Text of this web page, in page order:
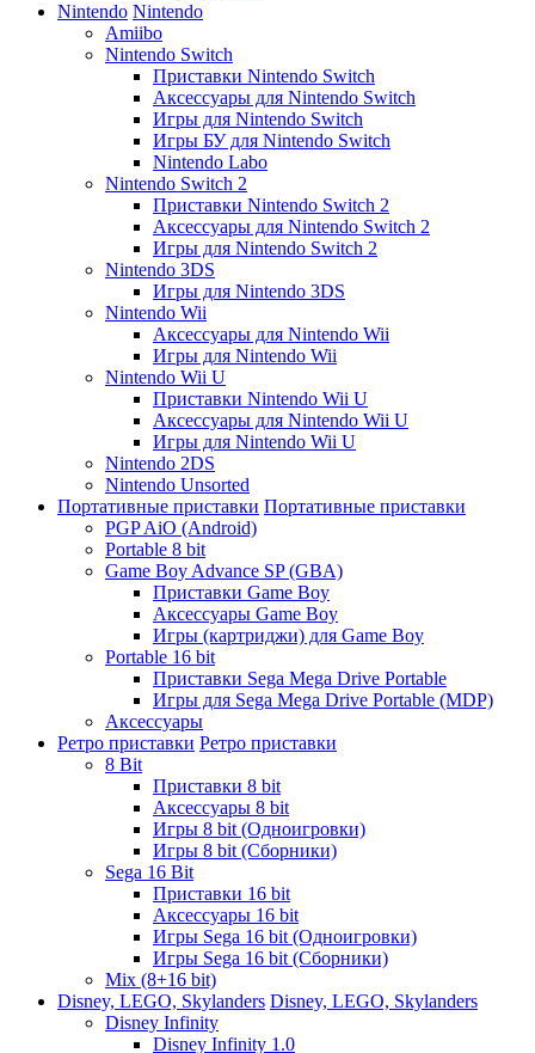
Nintendo Nintendo
Amiibo
Nintendo Switch
Приставки Nintendo Switch
Аксессуары для Nintendo Switch
Игры для Nintendo Switch
Игры БУ для Nintendo Switch
Nintendo Labo
Nintendo Switch 2
Приставки Nintendo Switch 2
Аксессуары для Nintendo Switch 2
Игры для Nintendo Switch 2
Nintendo 3DS
Игры для Nintendo 3DS
Nintendo Wii
Аксессуары для Nintendo Wii
Игры для Nintendo Wii
Nintendo Wii U
Приставки Nintendo Wii U
Аксессуары для Nintendo Wii U
Игры для Nintendo Wii U
Nintendo 2DS
Nintendo Unsorted
Портативные приставки Портативные приставки
PGP AiO (Android)
Portable 8 bit
Game Boy Advance SP (GBA)
Приставки Game Boy
Аксессуары Game Boy
Игры (картриджи) для Game Boy
Portable 16 bit
Приставки Sega Mega Drive Portable
Игры для Sega Mega Drive Portable (MDP)
Аксессуары
Ретро приставки Ретро приставки
8 Bit
Приставки 8 bit
Аксессуары 8 bit
Игры 8 bit (Одноигровки)
Игры 8 bit (Сборники)
Sega 16 Bit
Приставки 16 bit
Аксессуары 16 bit
Игры Sega 16 bit (Одноигровки)
Игры Sega 16 bit (Сборники)
Mix (8+16 bit)
Disney, LEGO, Skylanders Disney, LEGO, Skylanders
Disney Infinity
Disney Infinity 1.0